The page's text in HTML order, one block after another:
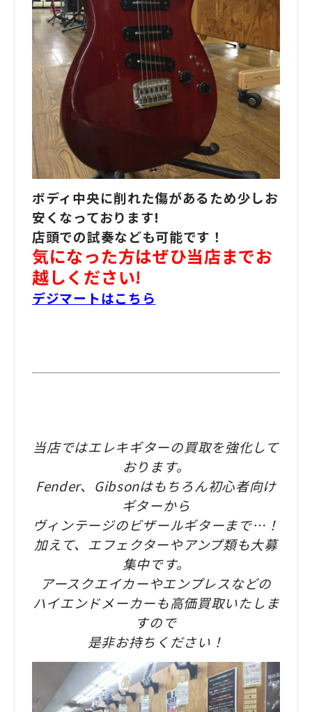
ボディ中央に削れた傷があるため少しお
安くなっております!
店頭での試奏なども可能です！
気になった方はぜひ当店までお
越しください!
デジマートはこちら
当店ではエレキギターの買取を強化して
おります。
Fender、Gibsonはもちろん初心者向け
ギターから
ヴィンテージのビザールギターまで…！
加えて、エフェクターやアンプ類も大募
集中です。
アースクエイカーやエンプレスなどの
ハイエンドメーカーも高価買取いたしま
すので
是非お持ちください！